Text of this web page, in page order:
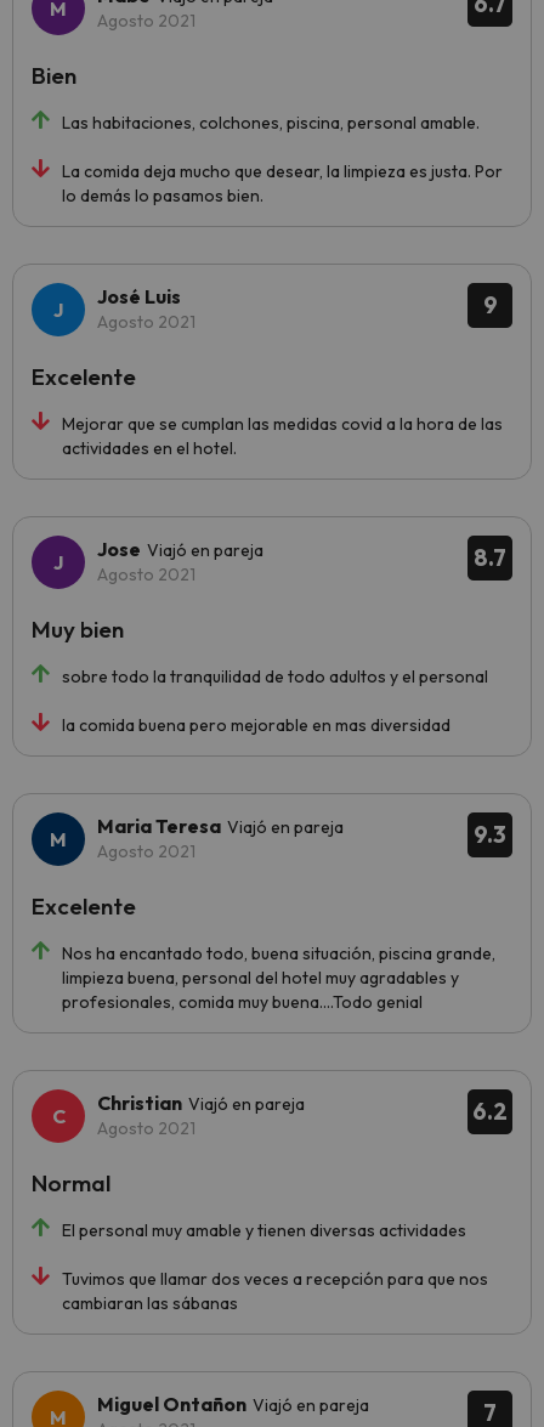
Agosto 2021
Las habitaciones, colchones, piscina, personal amable.
La comida deja mucho que desear, la limpieza es justa. Por
lo demás lo pasamos bien.
Bien
9
José Luis
Agosto 2021
Mejorar que se cumplan las medidas covid a la hora de las
actividades en el hotel.
Excelente
8.7
Jose Viajó en pareja
Agosto 2021
sobre todo la tranquilidad de todo adultos y el personal
la comida buena pero mejorable en mas diversidad
Muy bien
9.3
Maria Teresa Viajó en pareja
Agosto 2021
Nos ha encantado todo, buena situación, piscina grande,
limpieza buena, personal del hotel muy agradables y
profesionales, comida muy buena....Todo genial
Excelente
6.2
Christian Viajó en pareja
Agosto 2021
El personal muy amable y tienen diversas actividades
Tuvimos que llamar dos veces a recepción para que nos
cambiaran las sábanas
Normal
7
Miguel Ontañon Viajó en pareja